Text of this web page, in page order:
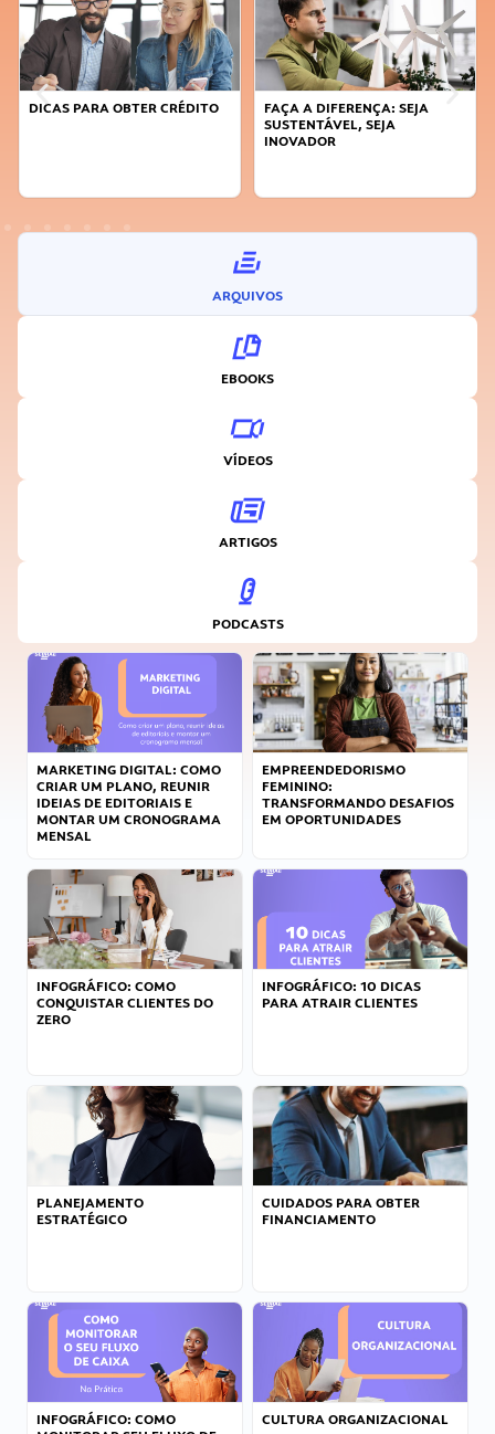
DICAS PARA OBTER CRÉDITO
FAÇA A DIFERENÇA: SEJA
SUSTENTÁVEL, SEJA
INOVADOR
ARQUIVOS
EBOOKS
VÍDEOS
ARTIGOS
PODCASTS
MARKETING DIGITAL: COMO
CRIAR UM PLANO, REUNIR
IDEIAS DE EDITORIAIS E
MONTAR UM CRONOGRAMA
MENSAL
EMPREENDEDORISMO
FEMININO:
TRANSFORMANDO DESAFIOS
EM OPORTUNIDADES
INFOGRÁFICO: COMO
CONQUISTAR CLIENTES DO
ZERO
INFOGRÁFICO: 10 DICAS
PARA ATRAIR CLIENTES
PLANEJAMENTO
ESTRATÉGICO
CUIDADOS PARA OBTER
FINANCIAMENTO
INFOGRÁFICO: COMO
CULTURA ORGANIZACIONAL